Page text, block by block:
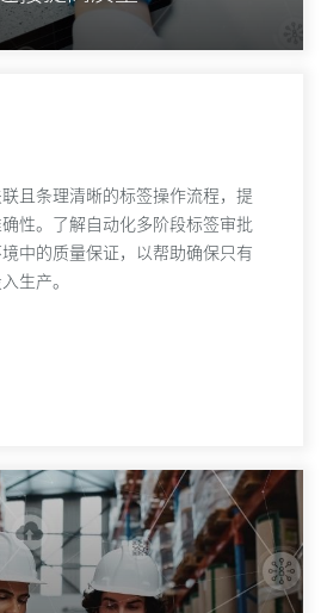
且条理清晰的标签操作流程，提
性。了解自动化多阶段标签审批
中的质量保证，以帮助确保只有
生产。